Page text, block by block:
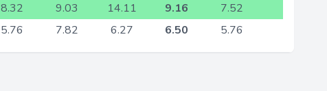
8.32 9.03 14.11 9.16
7.52
5.76 7.82 6.27 6.50 5.76